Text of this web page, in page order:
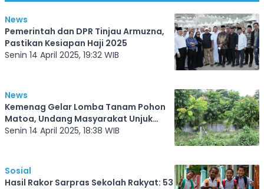
News
Pemerintah dan DPR Tinjau Armuzna,
Pastikan Kesiapan Haji 2025
Senin 14 April 2025, 19:32 WIB
News
Kemenag Gelar Lomba Tanam Pohon
Matoa, Undang Masyarakat Unjuk
Keren di Instagram
Senin 14 April 2025, 18:38 WIB
Sosial
Hasil Rakor Sarpras Sekolah Rakyat: 53